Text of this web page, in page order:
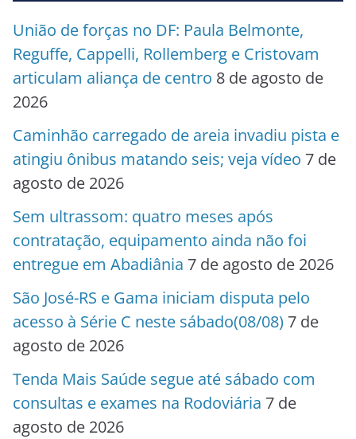
União de forças no DF: Paula Belmonte,
Reguffe, Cappelli, Rollemberg e Cristovam
articulam aliança de centro 8 de agosto de
2026
Caminhão carregado de areia invadiu pista e
atingiu ônibus matando seis; veja vídeo 7 de
agosto de 2026
Sem ultrassom: quatro meses após
contratação, equipamento ainda não foi
entregue em Abadiânia 7 de agosto de 2026
São José-RS e Gama iniciam disputa pelo
acesso à Série C neste sábado(08/08) 7 de
agosto de 2026
Tenda Mais Saúde segue até sábado com
consultas e exames na Rodoviária 7 de
agosto de 2026